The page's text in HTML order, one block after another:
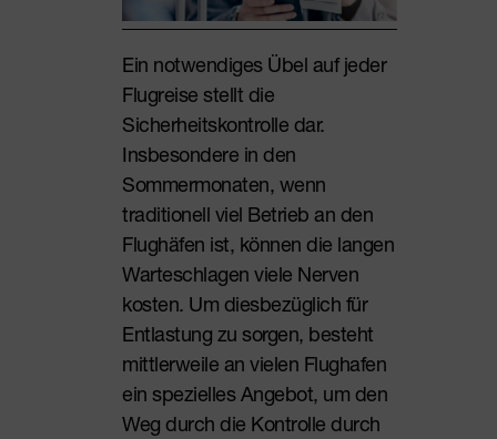
Ein notwendiges Übel auf jeder
Flugreise stellt die
Sicherheitskontrolle dar.
Insbesondere in den
Sommermonaten, wenn
traditionell viel Betrieb an den
Flughäfen ist, können die langen
Warteschlagen viele Nerven
kosten. Um diesbezüglich für
Entlastung zu sorgen, besteht
mittlerweile an vielen Flughafen
ein spezielles Angebot, um den
Weg durch die Kontrolle durch